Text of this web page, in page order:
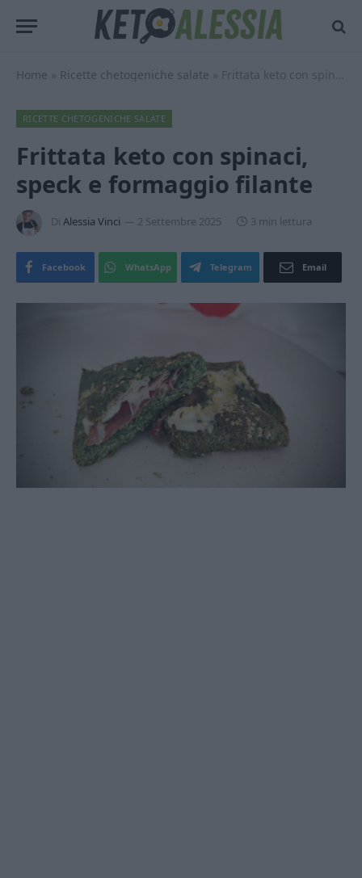
Home » Ricette chetogeniche salate » Frittata keto con spinaci, speck e formaggio filante
RICETTE CHETOGENICHE SALATE
Frittata keto con spinaci,
speck e formaggio filante
Di Alessia Vinci 2 Settembre 2025 3 min lettura
Facebook WhatsApp Telegram Email